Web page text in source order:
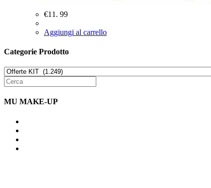
€11. 99
Aggiungi al carrello
Categorie Prodotto
MU MAKE-UP